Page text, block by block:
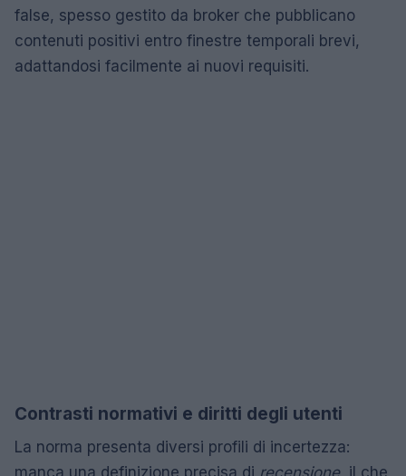
false, spesso gestito da broker che pubblicano
contenuti positivi entro finestre temporali brevi,
adattandosi facilmente ai nuovi requisiti.
Contrasti normativi e diritti degli utenti
La norma presenta diversi profili di incertezza:
manca una definizione precisa di recensione, il che